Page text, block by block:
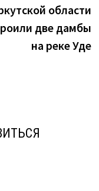
области
две дамбы
на реке Уде